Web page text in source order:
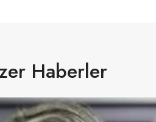
Haberler